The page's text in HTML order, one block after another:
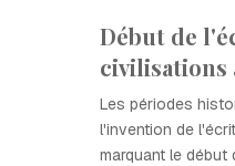
Début de
civilisations
Les périodes
l'invention de
marquant le